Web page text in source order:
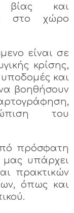
βίας και
στο χώρο
είναι σε
κρίσης,
και
βοηθήσουν
του
μας υπάρχει
πρακτικών
όπως και